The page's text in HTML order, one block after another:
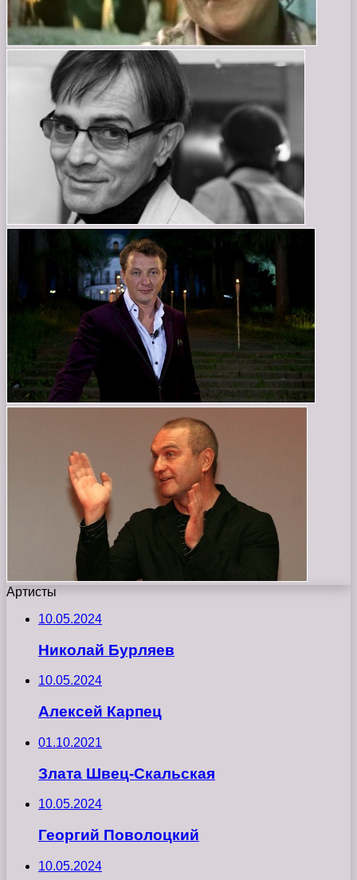
Артисты
10.05.2024
Николай Бурляев
10.05.2024
Алексей Карпец
01.10.2021
Злата Швец-Скальская
10.05.2024
Георгий Поволоцкий
10.05.2024